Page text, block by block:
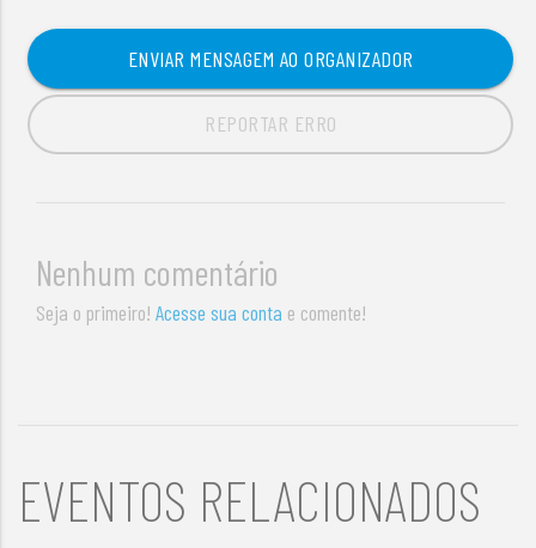
ENVIAR MENSAGEM AO ORGANIZADOR
REPORTAR ERRO
Nenhum comentário
Seja o primeiro!Acesse sua conta e comente!
EVENTOS RELACIONADOS